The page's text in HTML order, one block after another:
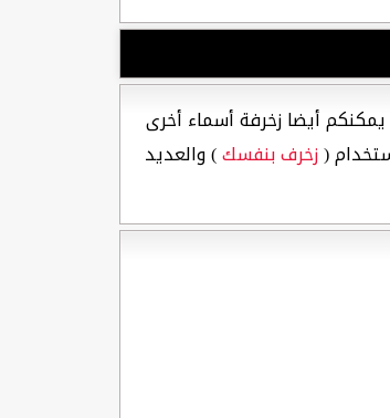
أيضا زخرفة أسماء أخرى
(زخرف بنفسك) والعديد